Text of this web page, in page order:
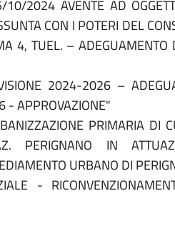
2024 AVENTE AD
CON I POTERI DEL
4, TUEL. – ADEGUAMENTO
2024-2026 –
- APPROVAZIONE"
PRIMARIA DI
IN
URBANO DI
-